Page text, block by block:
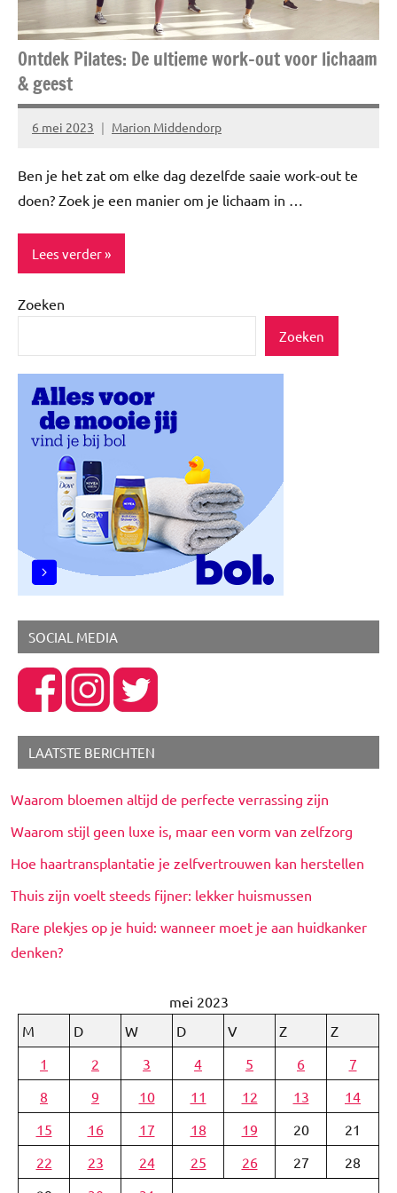
Ontdek Pilates: De ultieme work-out voor lichaam
& geest
6 mei 2023 Marion Middendorp
Geen
Ben je het zat om elke dag dezelfde saaie work-out te
doen? Zoek je een manier om je lichaam in …
Lees verder
Blog
Healthy
Nieuwtjes
Sporten
Zoeken
Zoeken
SOCIAL MEDIA
LAATSTE BERICHTEN
Waarom bloemen altijd de perfecte verrassing zijn
Waarom stijl geen luxe is, maar een vorm van zelfzorg
Hoe haartransplantatie je zelfvertrouwen kan herstellen
Thuis zijn voelt steeds fijner: lekker huismussen
Rare plekjes op je huid: wanneer moet je aan huidkanker
denken?
mei 2023
M
D W D V Z
Z
1
2 3 4 5 6
7
8
9 10 11 12 13
14
15
16 17 18 19 20
21
22
23 24 25 26 27
28